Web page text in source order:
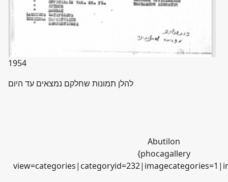
1954
Abutilon
{phocagallery